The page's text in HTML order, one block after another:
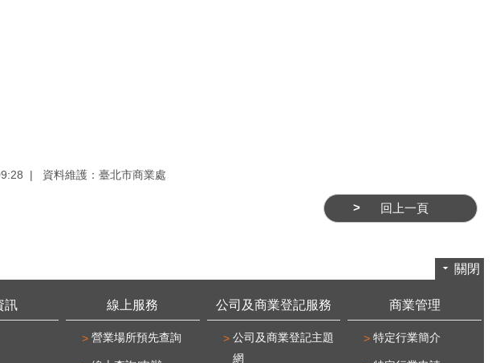
資料維護：臺北市商業處
回上一頁
關閉
訊 線上服務
營業場所預先查詢
公司及商業登記服務
公司及商業登記主題
網
商業管理
特定行業簡介